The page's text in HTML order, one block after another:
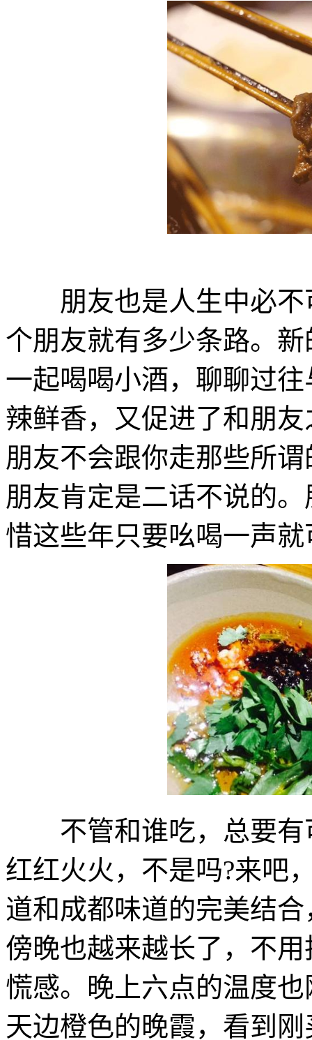
朋友也是人生中必不
个朋友就有多少条路。
一起喝喝小酒，聊聊过
辣鲜香，又促进了和朋
朋友不会跟你走那些所
朋友肯定是二话不说的
惜这些年只要吆喝一声
不管和谁吃，总要有
红红火火，不是吗?来吧
道和成都味道的完美结
傍晚也越来越长了，不
慌感。晚上六点的温度
天边橙色的晚霞，看到